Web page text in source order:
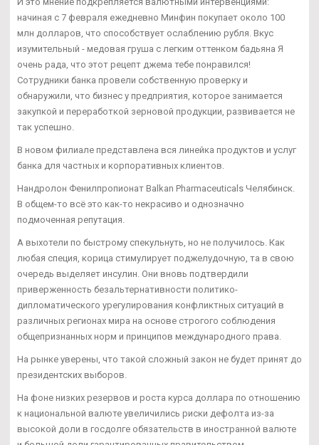
начиная с 7 февраля ежедневно Минфин покупает около 100
млн долларов, что способствует ослаблению рубля. Вкус
изумительный - медовая груша с легким оттенком бадьяна Я
очень рада, что этот рецепт джема тебе понравился!
Сотрудники банка провели собственную проверку и
обнаружили, что бизнес у предприятия, которое занимается
закупкой и переработкой зерновой продукции, развивается не
так успешно.
В новом филиале представлена вся линейка продуктов и услуг
банка для частных и корпоративных клиентов.
Нандролон Фенилпропионат Balkan Pharmaceuticals Челябинск.
В общем-то всё это как-то некрасиво и однозначно
подмоченная репутация.
А выхотели по быстрому спекульнуть, но не получилось. Как
любая специя, корица стимулирует поджелудочную, та в свою
очередь выделяет инсулин. Они вновь подтвердили
приверженность безальтернативности политико-
дипломатического урегулирования конфликтных ситуаций в
различных регионах мира на основе строгого соблюдения
общепризнанных норм и принципов международного права.
На рынке уверены, что такой сложный закон не будет принят до
президентских выборов.
На фоне низких резервов и роста курса доллара по отношению
к национальной валюте увеличились риски дефолта из-за
высокой доли в госдолге обязательств в иностранной валюте